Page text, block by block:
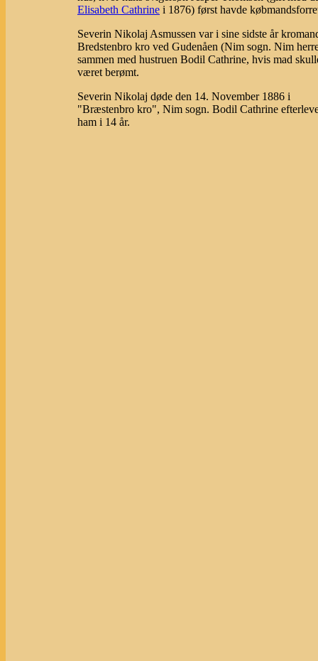
Elisabeth Cathrine i 1876) først havde
Severin Nikolaj Asmussen var i sine sidste år
Bredstenbro kro ved Gudenåen (Nim sogn. Nim
sammen med hustruen Bodil Cathrine, hvis mad
været berømt.
Severin Nikolaj døde den 14. November 1886 i
"Bræstenbro kro", Nim sogn. Bodil Cathrine
ham i 14 år.